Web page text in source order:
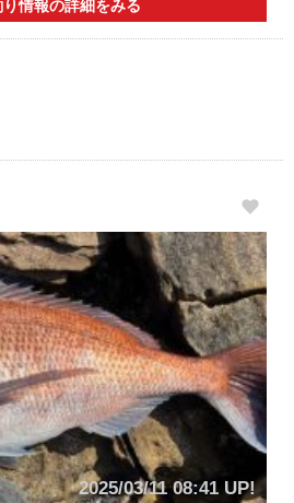
り情報の詳細をみる
2025/03/11 08:41 UP!